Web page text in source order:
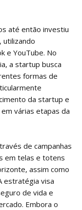
até então investiu
utilizando
e YouTube. No
a startup busca
formas de
da startup e
várias etapas da
de campanhas
em telas e totens
assim como
estratégia visa
de vida e
Embora o